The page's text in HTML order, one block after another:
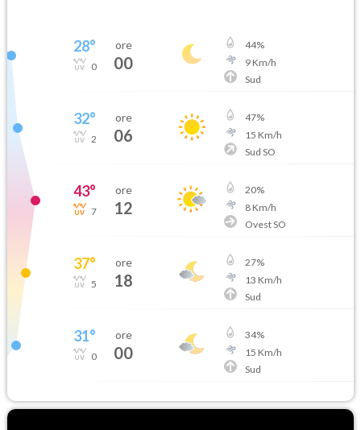
28°
0
ore
00
44%
9Km/h
Sud
32°
2
ore
06
47%
15 Km/h
Sud SO
43°
7
ore
12
20%
8Km/h
Ovest SO
37°
5
ore
18
27%
13 Km/h
Sud
31°
0
ore
00
34%
15 Km/h
Sud